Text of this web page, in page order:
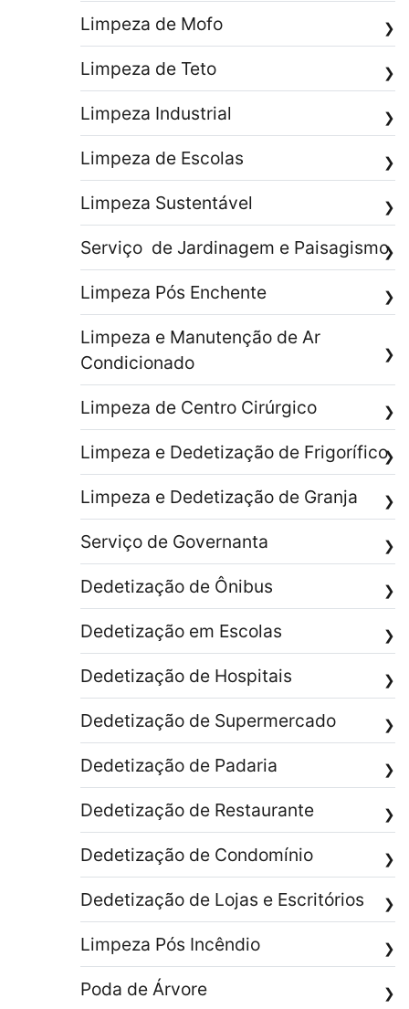
Limpeza de Mofo ❯
Limpeza de Teto ❯
Limpeza Industrial ❯
Limpeza de Escolas ❯
Limpeza Sustentável ❯
Serviço de Jardinagem e Paisagismo❯
Limpeza Pós Enchente ❯
Limpeza e Manutenção de Ar
Condicionado
❯
Limpeza de Centro Cirúrgico ❯
Limpeza e Dedetização de Frigorífico❯
Limpeza e Dedetização de Granja ❯
Serviço de Governanta ❯
Dedetização de Ônibus ❯
Dedetização em Escolas ❯
Dedetização de Hospitais ❯
Dedetização de Supermercado ❯
Dedetização de Padaria ❯
Dedetização de Restaurante ❯
Dedetização de Condomínio ❯
Dedetização de Lojas e Escritórios ❯
Limpeza Pós Incêndio ❯
Poda de Árvore ❯